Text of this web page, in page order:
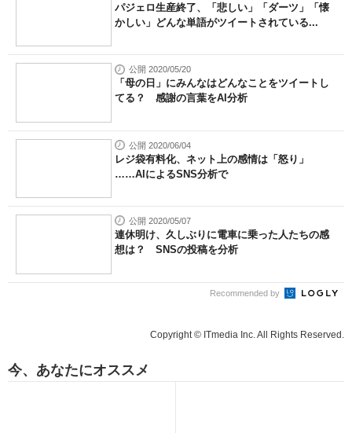
パジェロ生産終了、「悲しい」「ダーツ」「懐
かしい」どんな単語がツイートされている...
公開 2020/05/20
「母の日」にみんなはどんなことをツイートし
てる？ 感謝の言葉をAI分析
公開 2020/06/04
レジ袋有料化、ネット上の感情は「怒り」
……AIによるSNS分析で
公開 2020/05/07
連休明け、久しぶりに電車に乗った人たちの感
想は？ SNSの投稿を分析
Recommended by
Copyright © ITmedia Inc. All Rights Reserved.
今、あなたにオススメ